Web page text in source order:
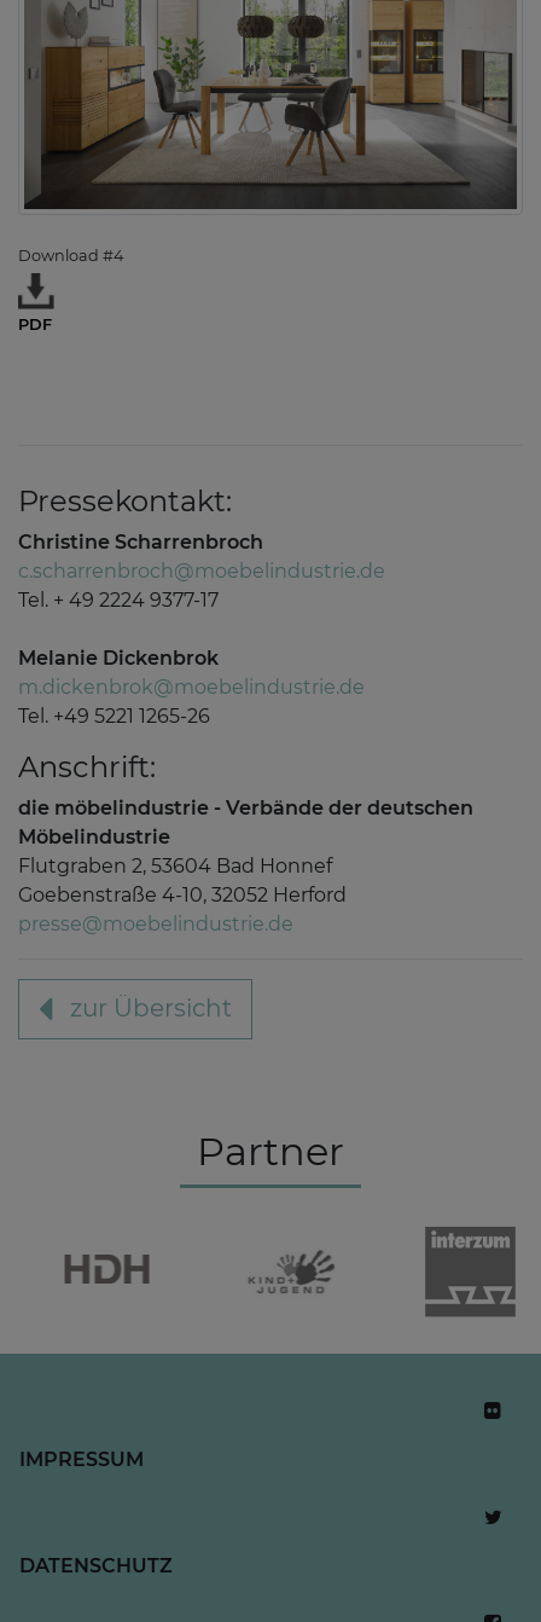
Download #4
PDF
Pressekontakt:
Christine Scharrenbroch
c.scharrenbroch@moebelindustrie.de
Tel. + 49 2224 9377-17
Melanie Dickenbrok
m.dickenbrok@moebelindustrie.de
Tel. +49 5221 1265-26
Anschrift:
die möbelindustrie - Verbände der deutschen
Möbelindustrie
Flutgraben 2, 53604 Bad Honnef
Goebenstraße 4-10, 32052 Herford
presse@moebelindustrie.de
zur Übersicht
Partner
IMPRESSUM
DATENSCHUTZ